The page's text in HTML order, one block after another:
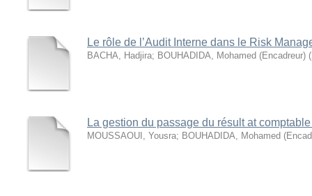
Le rôle de l’Audit Interne dans le Risk
BACHA, Hadjira; BOUHADIDA, Mohamed (Encadreur) (
La gestion du passage du résult at
MOUSSAOUI, Yousra; BOUHADIDA, Mohamed